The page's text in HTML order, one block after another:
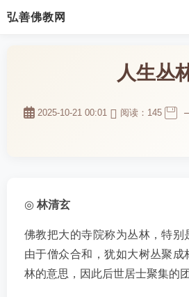
弘善佛教网
人生丛
2025-10-21 00:01 阅读：145
◎ 林清玄
佛教把大的寺院称为丛林，特别
由于僧众合和，犹如大树丛聚成
林的意思，因此后世居士聚集的